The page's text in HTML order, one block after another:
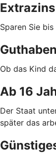
Sparen Sie
Ob das Kind
Ab 16
Der Staat
später das